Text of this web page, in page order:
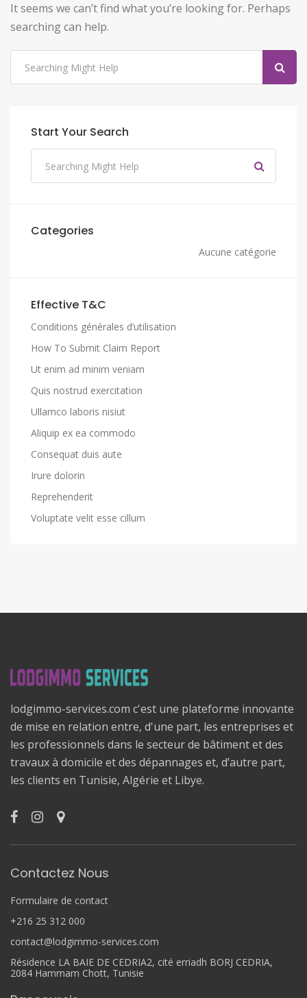
It seems we can’t find what you’re looking for. Perhaps
searching can help.
Start Your Search
Categories
Aucune catégorie
Effective T&C
Conditions générales d’utilisation
How To Submit Claim Report
Ut enim ad minim veniam
Quis nostrud exercitation
Ullamco laboris nisiut
Aliquip ex ea commodo
Consequat duis aute
Irure dolorin
Reprehenderit
Voluptate velit esse cillum
lodgimmo-services.com c'est une plateforme innovante
de mise en relation entre, d'une part, les entreprises et
les professionnels dans le secteur de bâtiment et des
travaux à domicile et des dépannages et, d’autre part,
les clients en Tunisie, Algérie et Libye.
Contactez Nous
Formulaire de contact
+216 25 312 000
contact@lodgimmo-services.com
Résidence LA BAIE DE CEDRIA2, cité erriadh BORJ CEDRIA,
2084 Hammam Chott, Tunisie